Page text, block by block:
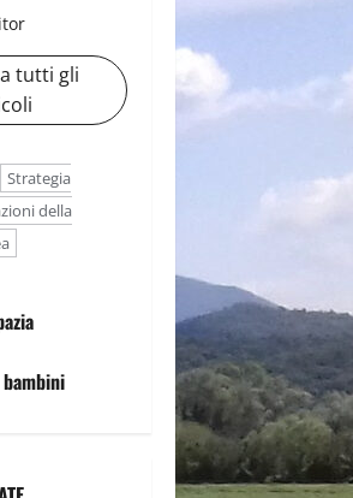
tutti gli
Strategia
della